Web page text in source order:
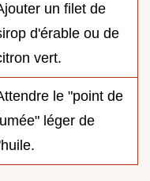
un filet de
d'érable ou de
vert.
le "point de
léger de
l'huile.